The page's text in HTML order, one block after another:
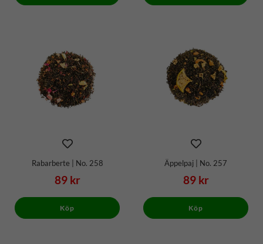
Rabarberte | No. 258
89 kr
Köp
Äppelpaj | No. 257
89 kr
Köp